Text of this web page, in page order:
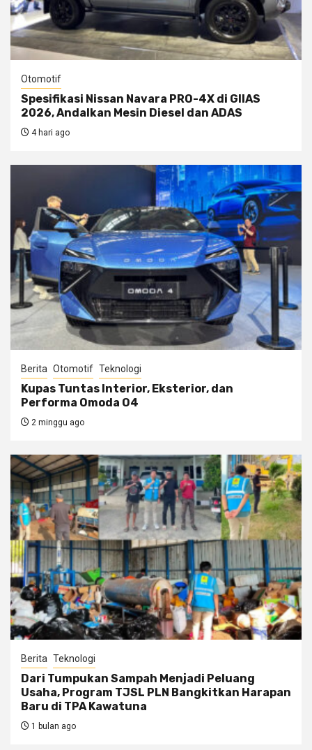
Otomotif
Spesifikasi Nissan Navara PRO-4X di GIIAS
2026, Andalkan Mesin Diesel dan ADAS
4 hari ago
Berita Otomotif Teknologi
Kupas Tuntas Interior, Eksterior, dan
Performa Omoda O4
2 minggu ago
Berita Teknologi
Dari Tumpukan Sampah Menjadi Peluang
Usaha, Program TJSL PLN Bangkitkan Harapan
Baru di TPA Kawatuna
1 bulan ago